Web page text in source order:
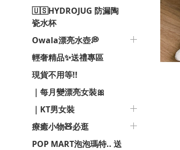
🇺🇸HYDROJUG 防漏陶
瓷水杯
Owala漂亮水壺💭
輕奢精品✨送禮專區
現貨不用等!!
｜每月變漂亮女裝🎀
｜KT男女裝
療癒小物🧸必逛
POP MART泡泡瑪特.. 送